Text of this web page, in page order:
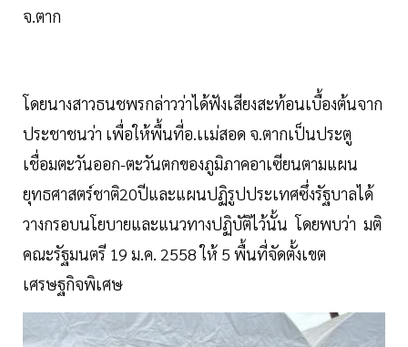
จ.ตาก
โดยนางสาวธนชพรกล่าวว่าได้ฟังเสียงสะท้อนเบื้องต้นจาก
ประชาชนว่า เพื่อให้พื้นที่อ.เเม่สอด จ.ตากเป็นประตู
เชื่อมตะวันออก-ตะวันตกของภูมิภาคอาเซียนตามแผน
ยุทธศาสตร์ชาติ20ปีและแผนปฏิรูปประเทศซึ่งรัฐบาลได้
วางกรอบนโยบายและแนวทางปฏิบัติไว้นั้น โดยพบว่า มติ
คณะรัฐมนตรี 19 ม.ค. 2558 ให้ 5 พื้นที่จัดตั้งเขต
เศรษฐกิจพิเศษ